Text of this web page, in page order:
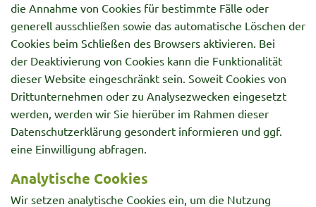
die Annahme von Cookies für bestimmte Fälle oder
generell ausschließen sowie das automatische Löschen der
Cookies beim Schließen des Browsers aktivieren. Bei
der Deaktivierung von Cookies kann die Funktionalität
dieser Website eingeschränkt sein. Soweit Cookies von
Drittunternehmen oder zu Analysezwecken eingesetzt
werden, werden wir Sie hierüber im Rahmen dieser
Datenschutzerklärung gesondert informieren und ggf.
eine Einwilligung abfragen.
Analytische Cookies
Wir setzen analytische Cookies ein, um die Nutzung